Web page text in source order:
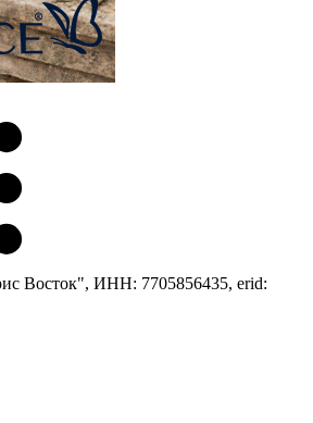
Восток", ИНН: 7705856435, erid: